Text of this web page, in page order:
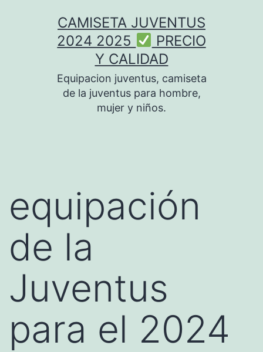
CAMISETA JUVENTUS
2024 2025
PRECIO
Y CALIDAD
Equipacion juventus, camiseta
de la juventus para hombre,
mujer y niños.
equipación
de la
Juventus
para el 2024